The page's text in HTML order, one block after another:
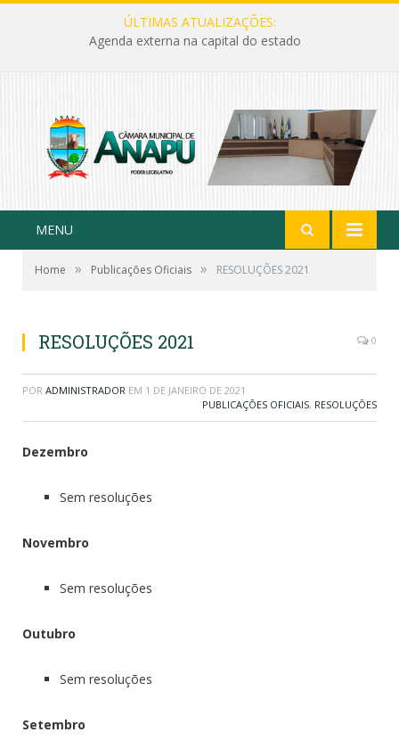
ÚLTIMAS ATUALIZAÇÕES:
Agenda externa na capital do estado
MENU
Home » Publicações Oficiais » RESOLUÇÕES 2021
RESOLUÇÕES 2021 0
POR ADMINISTRADOR EM 1 DE JANEIRO DE 2021
PUBLICAÇÕES OFICIAIS, RESOLUÇÕES
Dezembro
Sem resoluções
Novembro
Sem resoluções
Outubro
Sem resoluções
Setembro